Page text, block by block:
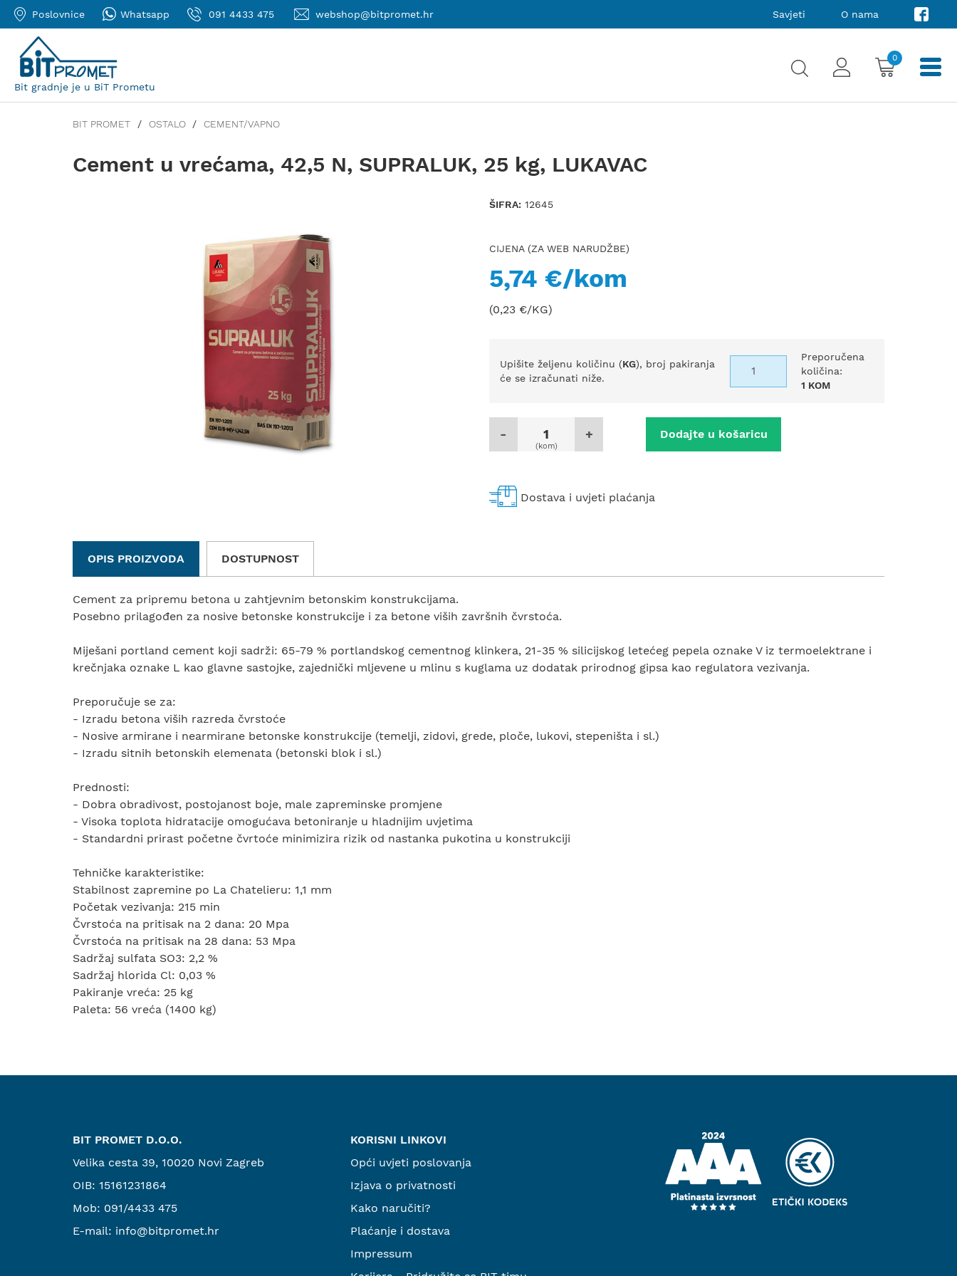
Poslovnice Whatsapp 091 4433 475 webshop@bitpromet.hr Savjeti O nama
Bit gradnje je u BiT Prometu
0
BIT PROMET OSTALO CEMENT/VAPNO
Cement u vrećama, 42,5 N, SUPRALUK, 25 kg, LUKAVAC
ŠIFRA: 12645
CIJENA (ZA WEB NARUDŽBE)
5,74 €/kom
(0,23 €/KG)
Upišite željenu količinu (KG), broj pakiranja
će se izračunati niže.
Preporučena
količina:
1 KOM
- +
(kom)
Dodajte u košaricu
Dostava i uvjeti plaćanja
OPIS PROIZVODA DOSTUPNOST
Cement za pripremu betona u zahtjevnim betonskim konstrukcijama.
Posebno prilagođen za nosive betonske konstrukcije i za betone viših završnih čvrstoća.
Miješani portland cement koji sadrži: 65-79 % portlandskog cementnog klinkera, 21-35 % silicijskog letećeg pepela oznake V iz termoelektrane i
krečnjaka oznake L kao glavne sastojke, zajednički mljevene u mlinu s kuglama uz dodatak prirodnog gipsa kao regulatora vezivanja.
Preporučuje se za:
- Izradu betona viših razreda čvrstoće
- Nosive armirane i nearmirane betonske konstrukcije (temelji, zidovi, grede, ploče, lukovi, stepeništa i sl.)
- Izradu sitnih betonskih elemenata (betonski blok i sl.)
Prednosti:
- Dobra obradivost, postojanost boje, male zapreminske promjene
- Visoka toplota hidratacije omogućava betoniranje u hladnijim uvjetima
- Standardni prirast početne čvrtoće minimizira rizik od nastanka pukotina u konstrukciji
Tehničke karakteristike:
Stabilnost zapremine po La Chatelieru: 1,1 mm
Početak vezivanja: 215 min
Čvrstoća na pritisak na 2 dana: 20 Mpa
Čvrstoća na pritisak na 28 dana: 53 Mpa
Sadržaj sulfata SO3: 2,2 %
Sadržaj hlorida Cl: 0,03 %
Pakiranje vreća: 25 kg
Paleta: 56 vreća (1400 kg)
BIT PROMET D.O.O.
Velika cesta 39, 10020 Novi Zagreb
OIB: 15161231864
Mob: 091/4433 475
E-mail: info@bitpromet.hr
KORISNI LINKOVI
Opći uvjeti poslovanja
Izjava o privatnosti
Kako naručiti?
Plaćanje i dostava
Impressum